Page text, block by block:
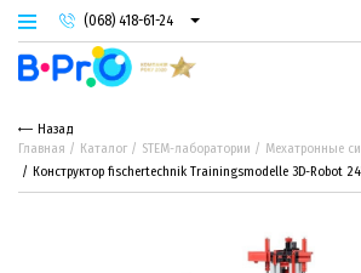
(068) 418-61-24
(093) 974-66-94
(095) 987-29-55
Назад
Главная
Каталог STEM-лаборатории
Мехатронные
Конструктор fischertechnik Trainingsmodelle 3D-Robot